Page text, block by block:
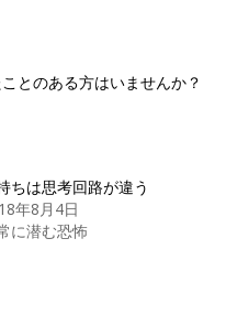
とのある方はいませんか？
ちは思考回路が違う
年8月4日
に潜む恐怖